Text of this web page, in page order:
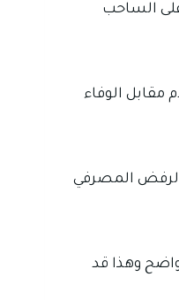
رجوع حامل الشيك على الساحب
لم يقدم مقابل الوفاء
المصرفي
وهذا قد